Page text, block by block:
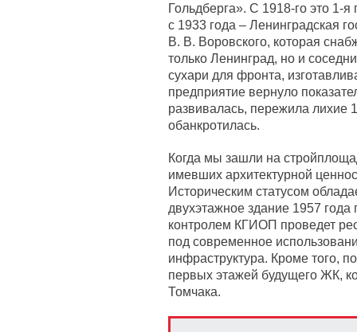
Гольдберга». С 1918-го это 1-
с 1933 года – Ленинградская
В. В. Воровского, которая
только Ленинград, но и
сухари для фронта,
предприятие вернуло
развивалась, пережила лихие
обанкротилась.
Когда мы зашли на
имевших архитектурной
Историческим статусом
двухэтажное здание 1957
контролем КГИОП проведет
под современное
инфраструктура. Кроме того,
первых этажей будущего ЖК,
Томчака.